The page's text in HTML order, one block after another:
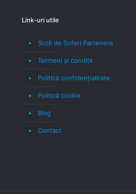
Link-uri utile
Școli de Șoferi Partenere
Termeni şi condiţii
Politică confidenţialitate
Politică cookie
Blog
Contact